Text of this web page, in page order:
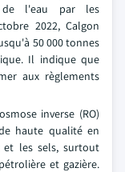
de l'eau par les
2022, Calgon
50 000 tonnes
Il indique que
aux règlements
inverse (RO)
haute qualité en
et les sels, surtout
et gazière.